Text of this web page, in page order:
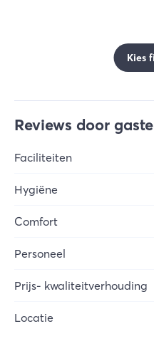
Kies
Reviews door
Faciliteiten
Hygiëne
Comfort
Personeel
Prijs- kwaliteitverhouding
Locatie